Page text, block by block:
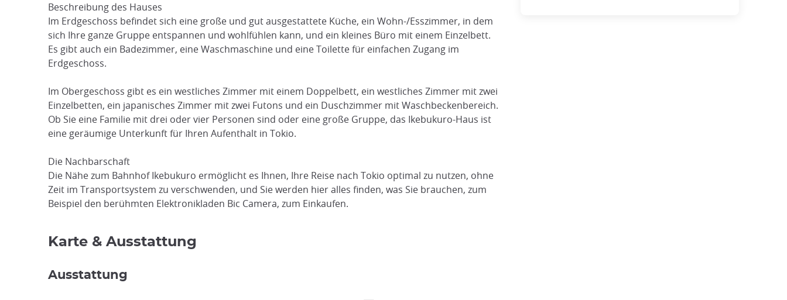
Beschreibung des Hauses
Im Erdgeschoss befindet sich eine große und gut ausgestattete Küche, ein Wohn-/Esszimmer, in dem
sich Ihre ganze Gruppe entspannen und wohlfühlen kann, und ein kleines Büro mit einem Einzelbett.
Es gibt auch ein Badezimmer, eine Waschmaschine und eine Toilette für einfachen Zugang im
Erdgeschoss.
Im Obergeschoss gibt es ein westliches Zimmer mit einem Doppelbett, ein westliches Zimmer mit zwei
Einzelbetten, ein japanisches Zimmer mit zwei Futons und ein Duschzimmer mit Waschbeckenbereich.
Ob Sie eine Familie mit drei oder vier Personen sind oder eine große Gruppe, das Ikebukuro-Haus ist
eine geräumige Unterkunft für Ihren Aufenthalt in Tokio.
Die Nachbarschaft
Die Nähe zum Bahnhof Ikebukuro ermöglicht es Ihnen, Ihre Reise nach Tokio optimal zu nutzen, ohne
Zeit im Transportsystem zu verschwenden, und Sie werden hier alles finden, was Sie brauchen, zum
Beispiel den berühmten Elektronikladen Bic Camera, zum Einkaufen.
Karte & Ausstattung
Ausstattung